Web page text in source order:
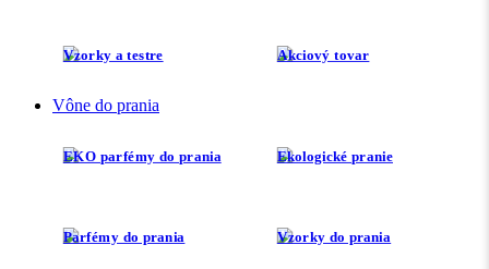
Vzorky a testre Akciový tovar
Vône do prania
EKO parfémy do prania Ekologické pranie
Parfémy do prania Vzorky do prania